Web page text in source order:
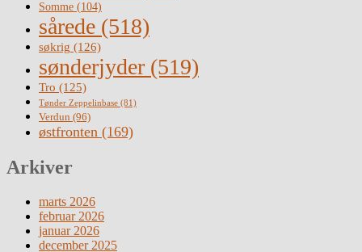
Somme (104)
sårede (518)
søkrig (126)
sønderjyder (519)
Tro (125)
Tønder Zeppelinbase (81)
Verdun (96)
østfronten (169)
Arkiver
marts 2026
februar 2026
januar 2026
december 2025